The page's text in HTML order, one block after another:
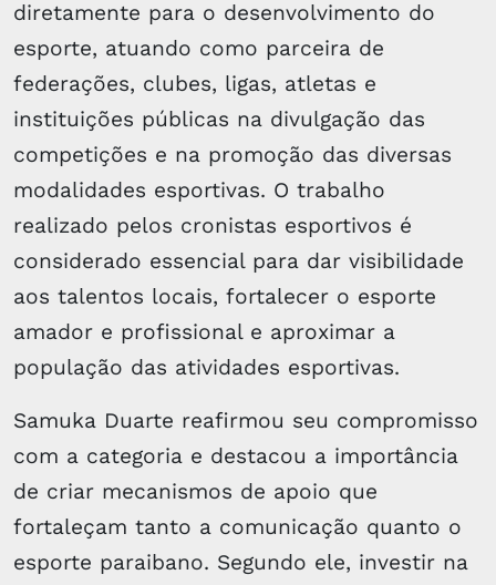
diretamente para o desenvolvimento do
esporte, atuando como parceira de
federações, clubes, ligas, atletas e
instituições públicas na divulgação das
competições e na promoção das diversas
modalidades esportivas. O trabalho
realizado pelos cronistas esportivos é
considerado essencial para dar visibilidade
aos talentos locais, fortalecer o esporte
amador e profissional e aproximar a
população das atividades esportivas.
Samuka Duarte reafirmou seu compromisso
com a categoria e destacou a importância
de criar mecanismos de apoio que
fortaleçam tanto a comunicação quanto o
esporte paraibano. Segundo ele, investir na